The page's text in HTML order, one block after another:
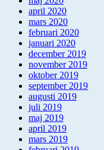
april 2020
mars 2020
februari 2020
januari 2020
december 2019
november 2019
oktober 2019
september 2019
augusti 2019
juli 2019
maj 2019
april 2019
mars 2019